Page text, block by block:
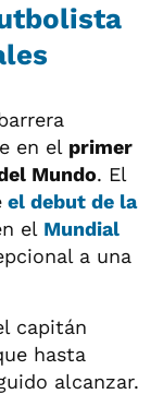
en el primer
Mundo. El
el debut de la
el Mundial
a una
capitán
hasta
alcanzar.